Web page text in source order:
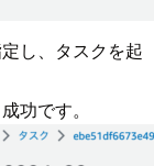
し、タスクを起
功です。